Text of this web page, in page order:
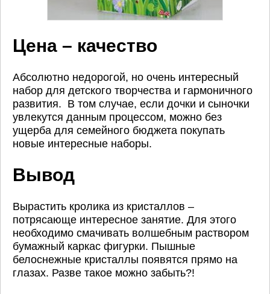
Цена – качество
Абсолютно недорогой, но очень интересный
набор для детского творчества и гармоничного
развития. В том случае, если дочки и сыночки
увлекутся данным процессом, можно без
ущерба для семейного бюджета покупать
новые интересные наборы.
Вывод
Вырастить кролика из кристаллов –
потрясающе интересное занятие. Для этого
необходимо смачивать волшебным раствором
бумажный каркас фигурки. Пышные
белоснежные кристаллы появятся прямо на
глазах. Разве такое можно забыть?!